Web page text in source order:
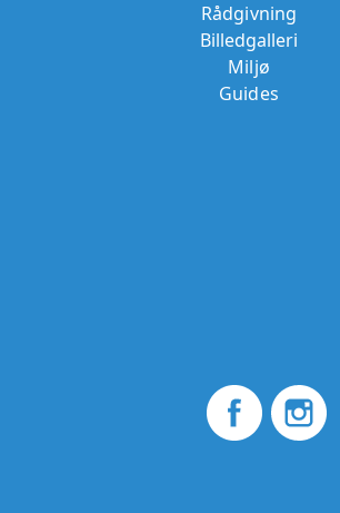
Rådgivning
Billedgalleri
Miljø
Guides